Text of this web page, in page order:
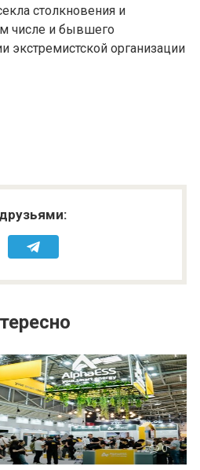
столкновения и
числе и бывшего
экстремистской организации
0